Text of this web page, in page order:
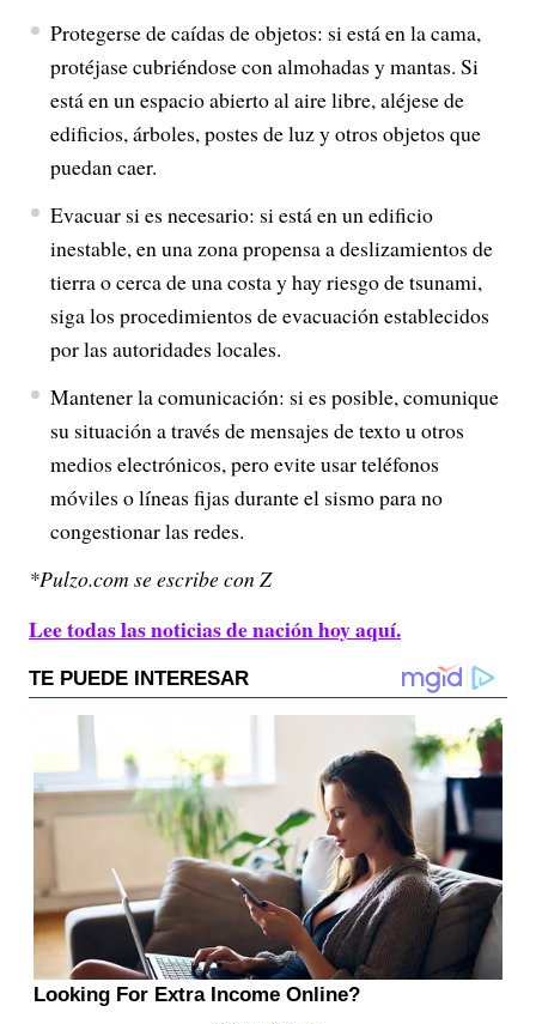
Protegerse de caídas de objetos: si está en la cama,
protéjase cubriéndose con almohadas y mantas. Si
está en un espacio abierto al aire libre, aléjese de
edificios, árboles, postes de luz y otros objetos que
puedan caer.
Evacuar si es necesario: si está en un edificio
inestable, en una zona propensa a deslizamientos de
tierra o cerca de una costa y hay riesgo de tsunami,
siga los procedimientos de evacuación establecidos
por las autoridades locales.
Mantener la comunicación: si es posible, comunique
su situación a través de mensajes de texto u otros
medios electrónicos, pero evite usar teléfonos
móviles o líneas fijas durante el sismo para no
congestionar las redes.
*Pulzo.com se escribe con Z
Lee todas las noticias de nación hoy aquí.